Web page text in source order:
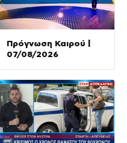
Πρόγνωση Καιρού |
07/08/2026